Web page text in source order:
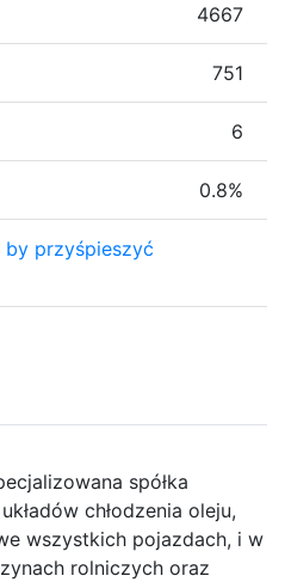
spółka
chłodzenia oleju,
wszystkich pojazdach, i w
rolniczych oraz
4667
751
6
0.8%
przyśpieszyć